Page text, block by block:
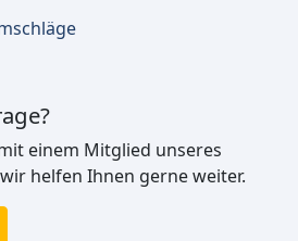
einem Mitglied unseres
helfen Ihnen gerne weiter.